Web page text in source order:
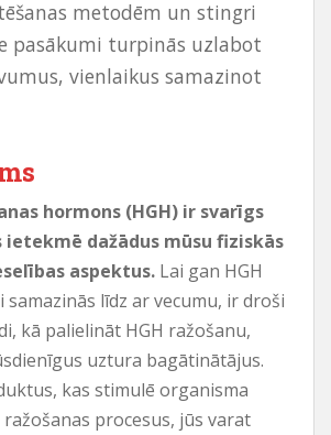
metodēm un stingri
pasākumi turpinās uzlabot
vienlaikus samazinot
hormons (HGH) ir svarīgs
ietekmē dažādus mūsu fiziskās
aspektus. Lai gan HGH
samazinās līdz ar vecumu, ir droši
kā palielināt HGH ražošanu,
uztura bagātinātājus.
kas stimulē organisma
ražošanas procesus, jūs varat